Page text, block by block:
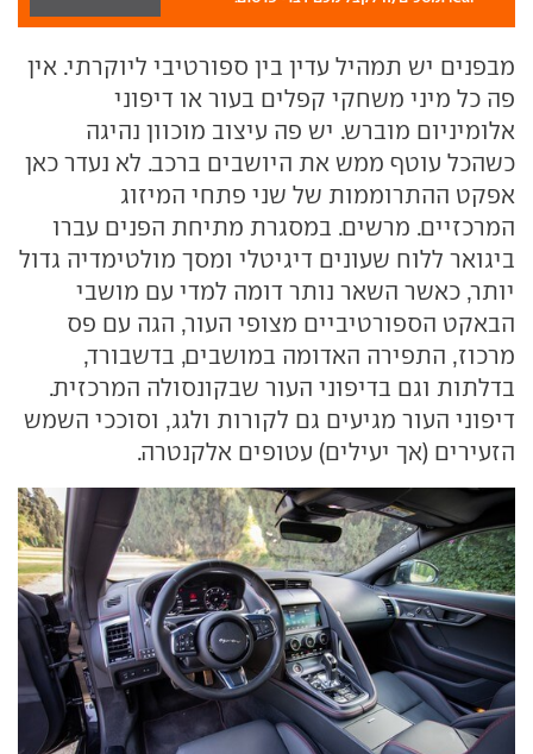
מבפנים יש תמהיל עדין בין ספורטיבי ליוקרתי. אין
פה כל מיני משחקי קפלים בעור או דיפוני
אלומיניום מוברש. יש פה עיצוב מוכוון נהיגה
כשהכל עוטף ממש את היושבים ברכב. לא נעדר כאן
אפקט ההתרוממות של שני פתחי המיזוג
המרכזיים. מרשים. במסגרת מתיחת הפנים עברו
ביגואר ללוח שעונים דיגיטלי ומסך מולטימדיה גדול
יותר, כאשר השאר נותר דומה למדי עם מושבי
הבאקט הספורטיביים מצופי העור, הגה עם פס
מרכוז, התפירה האדומה במושבים, בדשבורד,
בדלתות וגם בדיפוני העור שבקונסולה המרכזית.
דיפוני העור מגיעים גם לקורות ולגג, וסוככי השמש
הזעירים (אך יעילים) עטופים אלקנטרה.